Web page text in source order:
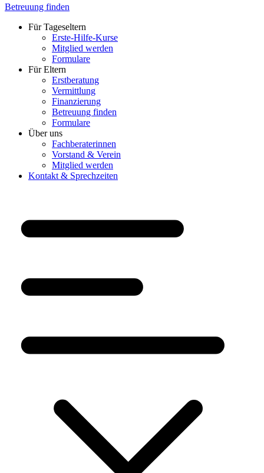
Betreuung finden
Für Tageseltern
Erste-Hilfe-Kurse
Mitglied werden
Formulare
Für Eltern
Erstberatung
Vermittlung
Finanzierung
Betreuung finden
Formulare
Über uns
Fachberaterinnen
Vorstand & Verein
Mitglied werden
Kontakt & Sprechzeiten